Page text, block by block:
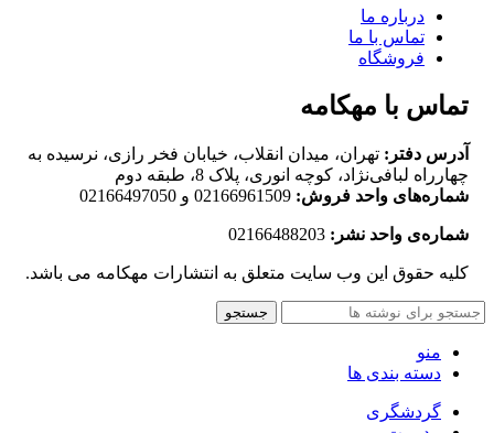
درباره ما
تماس با ما
فروشگاه
تماس با مهکامه
آدرس دفتر: تهران، میدان انقلاب، خیابان فخر رازی، نرسیده به
چهارراه لبافی‌نژاد، کوچه انوری، پلاک 8، طبقه دوم
شماره‌های واحد فروش: 02166961509 و 02166497050
شماره‌‌ی واحد نشر:
کلیه حقوق این وب سایت متعلق به انتشارات مهکامه می باشد.
جستجو
منو
دسته بندی ها
گردشگری